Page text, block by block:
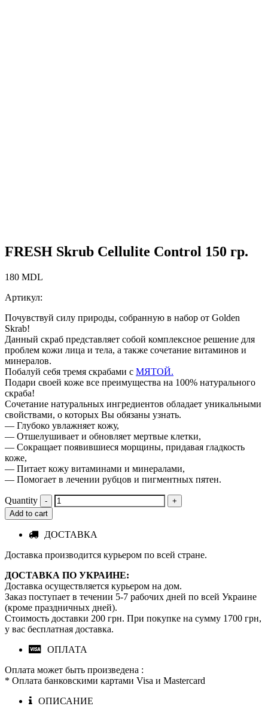
FRESH Skrub Cellulite Control 150 гр.
180 MDL
Артикул:
Почувствуй силу природы, собранную в набор от Golden
Skrab!
Данный скраб представляет собой комплексное решение для
проблем кожи лица и тела, а также сочетание витаминов и
минералов.
Побалуй себя тремя скрабами с МЯТОЙ.
Подари своей коже все преимущества на 100% натурального
скраба!
Сочетание натуральных ингредиентов обладает уникальными
свойствами, о которых Вы обязаны узнать.
— Глубоко увлажняет кожу,
— Отшелушивает и обновляет мертвые клетки,
— Сокращает появившиеся морщины, придавая гладкость
коже,
— Питает кожу витаминами и минералами,
— Помогает в лечении рубцов и пигментных пятен.
Quantity
Add to cart
ДОСТАВКА
Доставка производится курьером по всей стране.
ДОСТАВКА ПО УКРАИНЕ:
Доставка осуществляется курьером на дом.
Заказ поступает в течении 5-7 рабочих дней по всей Украине
(кроме праздничных дней).
Стоимость доставки 200 грн. При покупке на сумму 1700 грн,
у вас бесплатная доставка.
ОПЛАТА
Оплата может быть произведена :
* Оплата банковскими картами Visa и Mastercard
ОПИСАНИЕ